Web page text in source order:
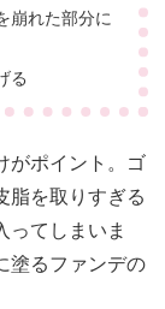
崩れた部分に
る
がポイント。ゴ
脂を取りすぎる
てしまいま
塗るファンデの